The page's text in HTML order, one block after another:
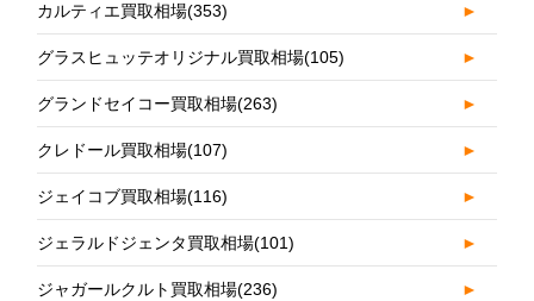
カルティエ買取相場(353) ►
グラスヒュッテオリジナル買取相場(105) ►
グランドセイコー買取相場(263) ►
クレドール買取相場(107) ►
ジェイコブ買取相場(116) ►
ジェラルドジェンタ買取相場(101) ►
ジャガールクルト買取相場(236) ►